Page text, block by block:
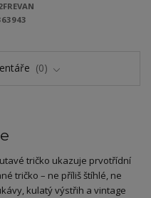
0
tričko ukazuje prvotřídní
tričko – ne příliš štíhlé, ne
kulatý výstřih a vintage